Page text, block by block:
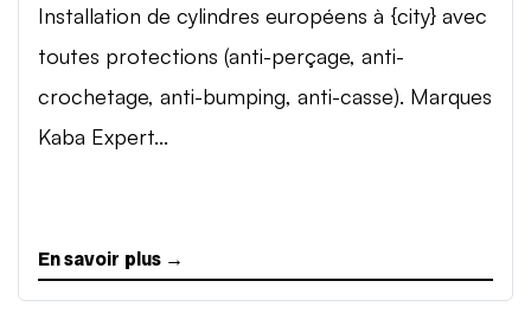
Installation de cylindres européens à {city} avec
toutes protections (anti-perçage, anti-
crochetage, anti-bumping, anti-casse). Marques
Kaba Expert...
En savoir plus →